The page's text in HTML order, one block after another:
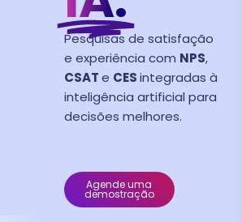
Pesquisas de satisfação
e experiência com NPS,
CSATe CESintegradas à
inteligência artificial para
decisões melhores.
Agende uma
demostração